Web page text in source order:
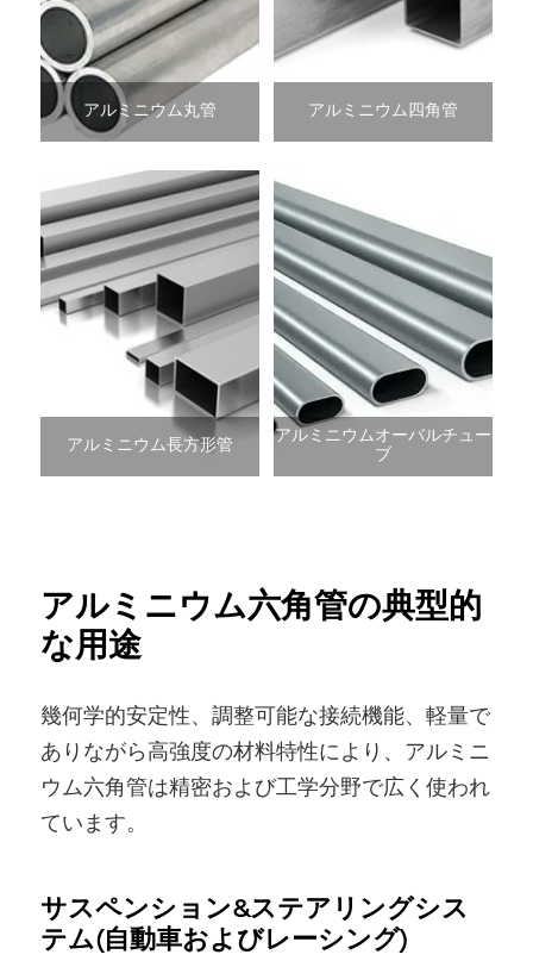
アルミニウム丸管 アルミニウム四角管
アルミニウム長方形管 アルミニウムオーバルチュー
ブ
アルミニウム六角管の典型的
な用途
幾何学的安定性、調整可能な接続機能、軽量で
ありながら高強度の材料特性により、アルミニ
ウム六角管は精密および工学分野で広く使われ
ています。
サスペンション&ステアリングシス
テム(自動車およびレーシング)